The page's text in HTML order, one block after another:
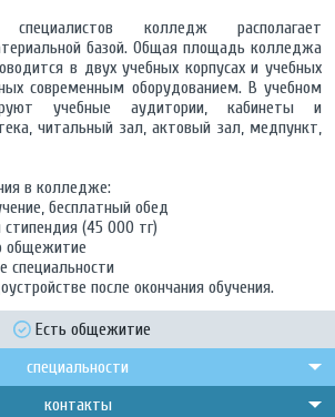
колледж располагает
базой. Общая площадь колледжа
в двух учебных корпусах и учебных
современным оборудованием. В учебном
учебные аудитории, кабинеты и
читальный зал, актовый зал, медпункт,
в колледже:
бесплатный обед
(45 000 тг)
общежитие
специальности
после окончания обучения.
Есть общежитие
специальности
контакты